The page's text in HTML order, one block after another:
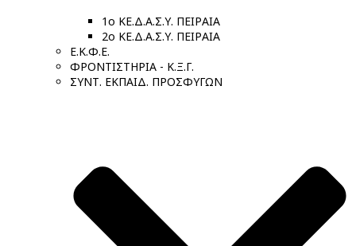
1ο ΚΕ.Δ.Α.Σ.Υ. ΠΕΙΡΑΙΑ
2ο ΚΕ.Δ.Α.Σ.Υ. ΠΕΙΡΑΙΑ
Ε.Κ.Φ.Ε.
ΦΡΟΝΤΙΣΤΗΡΙΑ - Κ.Ξ.Γ.
ΣΥΝΤ. ΕΚΠΑΙΔ. ΠΡΟΣΦΥΓΩΝ